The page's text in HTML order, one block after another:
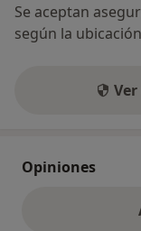
Se aceptan
según la
Opiniones